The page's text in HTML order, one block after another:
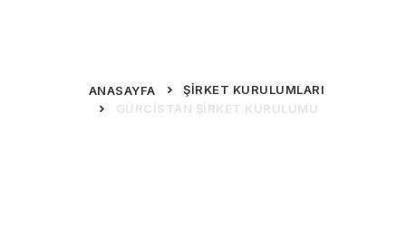
ANASAYFA
ŞIRKET KURULUMLARI
GÜRCISTAN ŞIRKET KURULUMU